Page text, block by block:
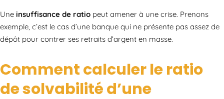
Une insuffisance de ratio peut amener à une crise. Prenons
exemple, c’est le cas d’une banque qui ne présente pas assez de
dépôt pour contrer ses retraits d’argent en masse.
Comment calculer le ratio
de solvabilité d’une